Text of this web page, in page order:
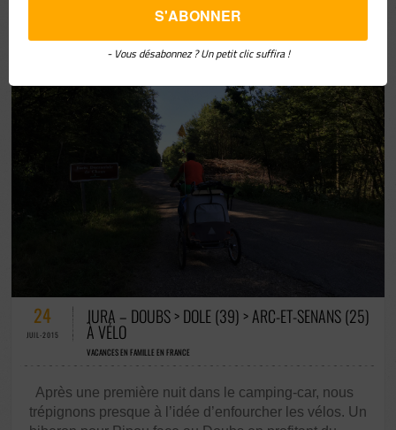
24
JUIL-2015
JURA – DOUBS > DOLE (39) > ARC-ET-SENANS (25)
À VÉLO
VACANCES EN FAMILLE EN FRANCE
Après une première nuit dans le camping-car, nous
trépignons presque à l’idée d’enfourcher les vélos. Un
- Vous désabonnez ? Un petit clic suffira !